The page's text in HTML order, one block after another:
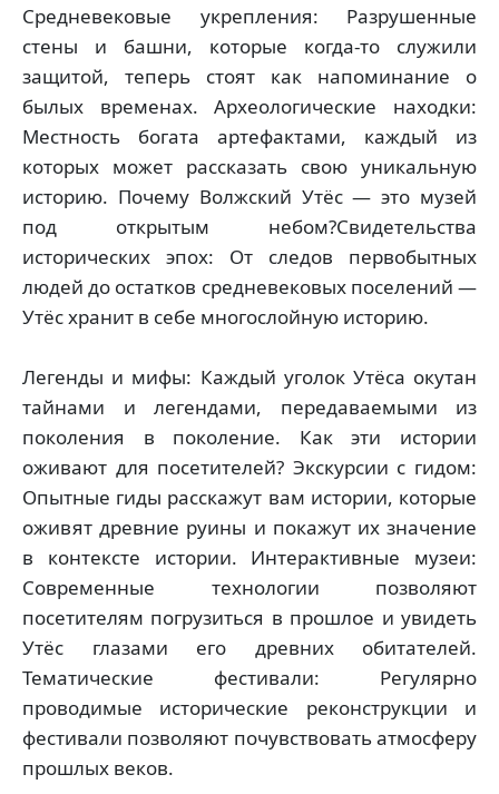
Средневековые укрепления: Разрушенные
стены и башни, которые когда-то служили
защитой, теперь стоят как напоминание о
былых временах. Археологические находки:
Местность богата артефактами, каждый из
которых может рассказать свою уникальную
историю. Почему Волжский Утёс — это музей
под открытым небом?Свидетельства
исторических эпох: От следов первобытных
людей до остатков средневековых поселений —
Утёс хранит в себе многослойную историю.
Легенды и мифы: Каждый уголок Утёса окутан
тайнами и легендами, передаваемыми из
поколения в поколение. Как эти истории
оживают для посетителей? Экскурсии с гидом:
Опытные гиды расскажут вам истории, которые
оживят древние руины и покажут их значение
в контексте истории. Интерактивные музеи:
Современные технологии позволяют
посетителям погрузиться в прошлое и увидеть
Утёс глазами его древних обитателей.
Тематические фестивали: Регулярно
проводимые исторические реконструкции и
фестивали позволяют почувствовать атмосферу
прошлых веков.